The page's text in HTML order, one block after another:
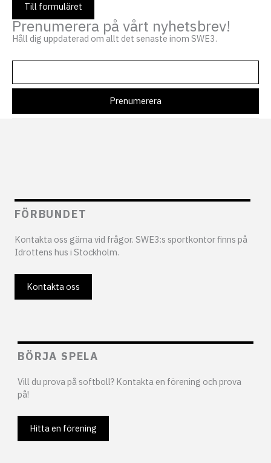
Till formuläret
Prenumerera på vårt nyhetsbrev!
Håll dig uppdaterad om allt det senaste inom SWE3.
FÖRBUNDET
Kontakta oss gärna vid frågor. SWE3:s sportkontor finns på
Idrottens hus i Stockholm.
Kontakta oss
BÖRJA SPELA
Vill du prova på softboll? Kontakta en förening och prova
på!
Hitta en förening